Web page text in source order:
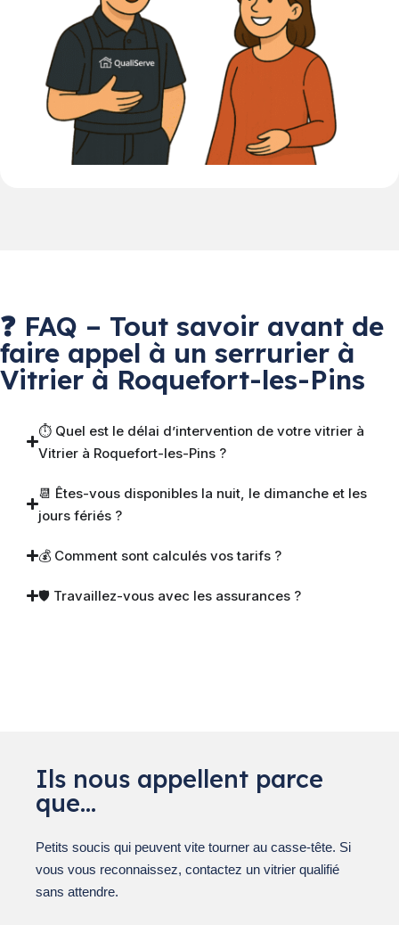
❓ FAQ – Tout savoir avant de
faire appel à un serrurier à
Vitrier à Roquefort-les-Pins
⏱ Quel est le délai d’intervention de votre vitrier à
Vitrier à Roquefort-les-Pins ?
📆 Êtes-vous disponibles la nuit, le dimanche et les
jours fériés ?
💰 Comment sont calculés vos tarifs ?
🛡 Travaillez-vous avec les assurances ?
Ils nous appellent parce
que…
Petits soucis qui peuvent vite tourner au casse-tête. Si
vous vous reconnaissez, contactez un vitrier qualifié
sans attendre.